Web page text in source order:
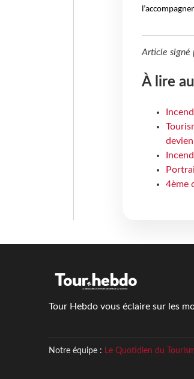
Article signé
À lire
4ème
Tour Hebdo vous éclaire sur les
Notre équipe : Le Quotidien du